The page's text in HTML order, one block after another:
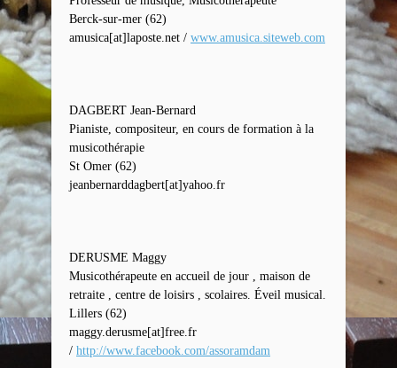
Berck-sur-mer (62)
amusica[at]laposte.net / www.amusica.siteweb.com
DAGBERT Jean-Bernard
Pianiste, compositeur, en cours de formation à la
musicothérapie
St Omer (62)
jeanbernarddagbert[at]yahoo.fr
DERUSME Maggy
Musicothérapeute en accueil de jour , maison de
retraite , centre de loisirs , scolaires. Éveil musical.
Lillers (62)
maggy.derusme[at]free.fr
/ http://www.facebook.com/assoramdam